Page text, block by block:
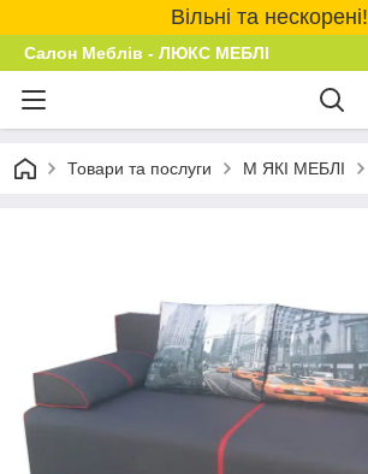
Вільні та нескорені!
Салон Меблів - ЛЮКС МЕБЛІ
Товари та послуги М ЯКІ МЕБЛІ